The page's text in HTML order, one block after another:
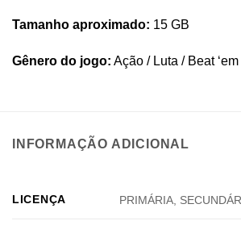
Tamanho aproximado: 15 GB
Gênero do jogo: Ação / Luta / Beat
INFORMAÇÃO ADICIONAL
LICENÇA PRIMÁRIA,